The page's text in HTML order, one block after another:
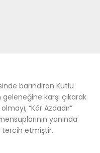
barındıran Kutlu
karşı çıkarak
“Kâr Azdadır”
yanında
tercih etmiştir.